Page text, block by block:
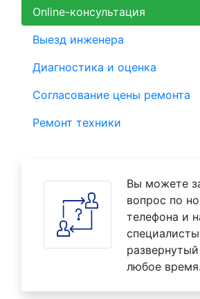
Online-консультация
Выезд инженера
Диагностика и оценка
Согласование цены ремонта
Ремонт техники
Вы можете
вопрос по
телефона и
любое время.